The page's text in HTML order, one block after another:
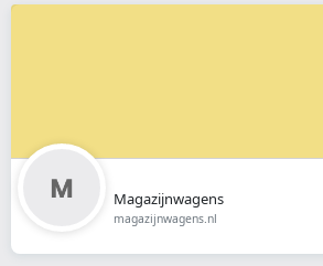
Magazijnwagens
magazijnwagens.nl